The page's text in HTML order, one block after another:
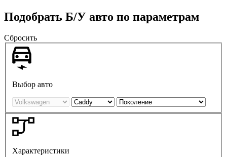
Подобрать Б/У авто по параметрам
Сбросить
Выбор авто
Характеристики